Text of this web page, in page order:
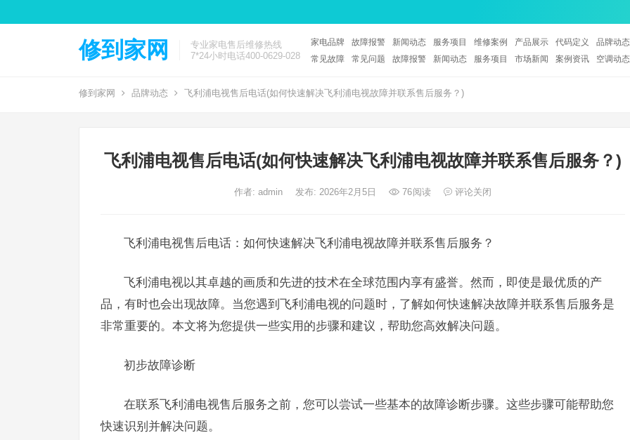
修到家网
专业家电售后维修热线
7*24小时电话400-0629-028
家电品牌 故障报警 新闻动态 服务项目 维修案例 产品展示 代码定义 品牌动态
常见故障
常见问题 故障报警 新闻动态 服务项目 市场新闻 案例资讯 空调动态
修到家网 品牌动态 飞利浦电视售后电话(如何快速解决飞利浦电视故障并联系售后服务？)
飞利浦电视售后电话(如何快速解决飞利浦电视故障并联系售后服务？)
作者: admin 发布: 2026年2月5日 76阅读 评论关闭
飞利浦电视售后电话：如何快速解决飞利浦电视故障并联系售后服务？
飞利浦电视以其卓越的画质和先进的技术在全球范围内享有盛誉。然而，即使是最优质的产
品，有时也会出现故障。当您遇到飞利浦电视的问题时，了解如何快速解决故障并联系售后服务是
非常重要的。本文将为您提供一些实用的步骤和建议，帮助您高效解决问题。
初步故障诊断
在联系飞利浦电视售后服务之前，您可以尝试一些基本的故障诊断步骤。这些步骤可能帮助您
快速识别并解决问题。